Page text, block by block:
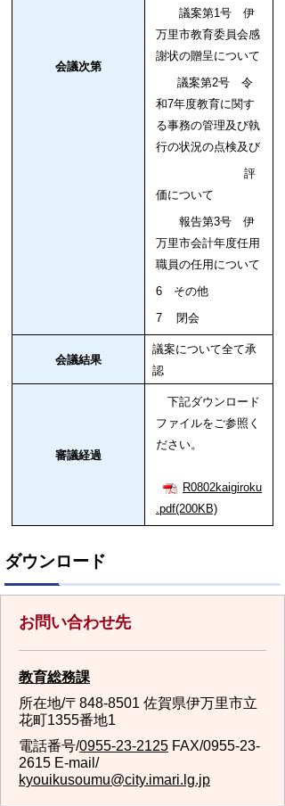
会議次第
議案第1号 伊
万里市教育委員会感
謝状の贈呈について
議案第2号 令
和7年度教育に関す
る事務の管理及び執
行の状況の点検及び
評
価について
報告第3号 伊
万里市会計年度任用
職員の任用について
6 その他
7 閉会
会議結果
議案について全て承
認
審議経過
下記ダウンロード
ファイルをご参照く
ださい。
R0802kaigiroku
.pdf(200KB)
ダウンロード
お問い合わせ先
教育総務課
所在地/〒848-8501 佐賀県伊万里市立
花町1355番地1
電話番号/0955-23-2125 FAX/0955-23-
2615 E-mail/
kyouikusoumu@city.imari.lg.jp